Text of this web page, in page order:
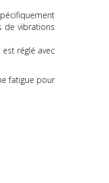
de vibrations
réglé avec
fatigue pour